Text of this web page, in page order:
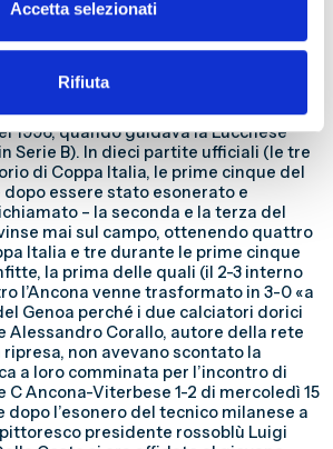
Accetta selezionati
Rifiuta
Virescit contro il Genoa, da lui «trafitto»
campionato) non produssero gli
perché la squadra non sembrava
dal punto di vista atletico (non
ritiro estivo era stato fatto da
1996, quando guidava la Lucchese
Serie B). In dieci partite ufficiali (le tre
di Coppa Italia, le prime cinque del
dopo essere stato esonerato e
– la seconda e la terza del
mai sul campo, ottenendo quattro
Italia e tre durante le prime cinque
la prima delle quali (il 2-3 interno
l’Ancona venne trasformato in 3-0 «a
Genoa perché i due calciatori dorici
Alessandro Corallo, autore della rete
ripresa, non avevano scontato la
a loro comminata per l’incontro di
C Ancona-Viterbese 1-2 di mercoledì 15
dopo l’esonero del tecnico milanese a
presidente rossoblù Luigi